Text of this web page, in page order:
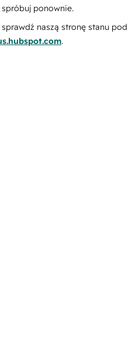
ponownie.
naszą stronę stanu pod
.